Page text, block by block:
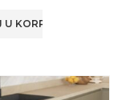
KORPU